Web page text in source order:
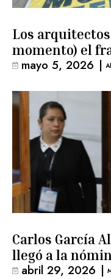
Los
momento) el
mayo 5, 2026 |
Carlos García
llegó a la
abril 29, 2026 |